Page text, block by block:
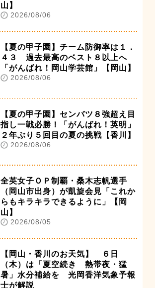
山】
2026/08/06
【夏の甲子園】チーム防御率は１．
４３ 過去最高のベスト８以上へ
「がんばれ！岡山学芸館」【岡山】
2026/08/06
【夏の甲子園】センバツ８強超え目
指し一戦必勝！「がんばれ！英明」
２年ぶり５回目の夏の挑戦【香川】
2026/08/06
全英女子ＯＰ制覇・桑木志帆選手
（岡山市出身）が凱旋会見「これか
らもキラキラできるように」【岡
山】
2026/08/05
【岡山・香川のお天気】 ６日
（木）は「夏空続き 熱帯夜・猛
暑」水分補給を 光岡香洋気象予報
士が解説